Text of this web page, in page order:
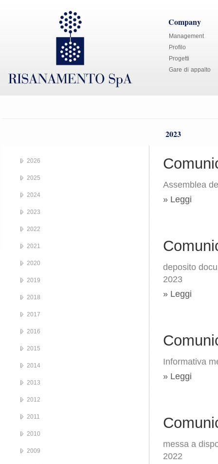
Company
Management
Profilo
Progetti
Gare di appalto
2023
Assemblea
» Leggi
deposito
2023
» Leggi
Informativa
» Leggi
messa a
2022
2026
2025
2024
2023
2022
2021
2020
2019
2018
2017
2016
2015
2014
2013
2012
2011
2010
2009